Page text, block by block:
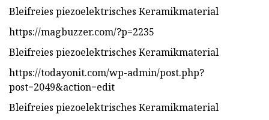
Bleifreies piezoelektrisches Keramikmaterial
https://magbuzzer.com/?p=2235
Bleifreies piezoelektrisches Keramikmaterial
https://todayonit.com/wp-admin/post.php?
post=2049&action=edit
Bleifreies piezoelektrisches Keramikmaterial